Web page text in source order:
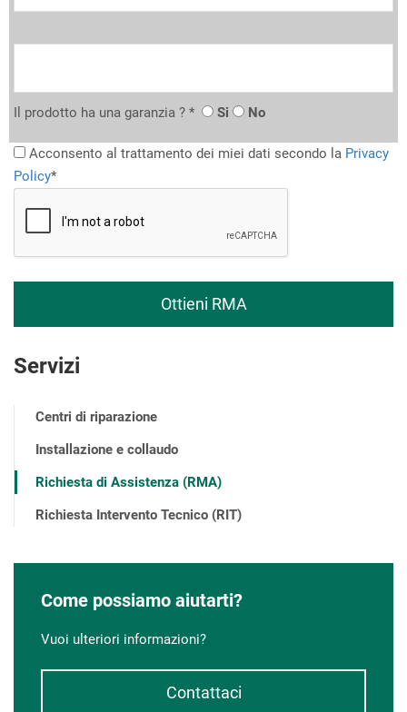
Il prodotto ha una garanzia ? * Si No
Acconsento al trattamento dei miei dati secondo la Privacy
Policy*
Servizi
Centri di riparazione
Installazione e collaudo
Richiesta di Assistenza (RMA)
Richiesta Intervento Tecnico (RIT)
Come possiamo aiutarti?
Vuoi ulteriori informazioni?
Contattaci